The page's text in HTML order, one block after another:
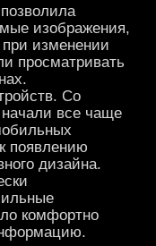
изображения,
изменении
просматривать
Со
все чаще
появлению
дизайна.
комфортно